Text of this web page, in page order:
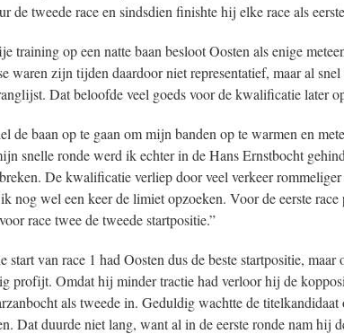
de tweede race en sindsdien finishte hij elke race als
training op een natte baan besloot Oosten als enige
waren zijn tijden daardoor niet representatief, maar al
Dat beloofde veel goeds voor de kwalificatie later
de baan op te gaan om mijn banden op te warmen en
snelle ronde werd ik echter in de Hans Ernstbocht
De kwalificatie verliep door veel verkeer
nog wel een keer de limiet opzoeken. Voor de eerste
race twee de tweede startpositie.”
start van race 1 had Oosten dus de beste startpositie, maar
profijt. Omdat hij minder tractie had verloor hij de
als tweede in. Geduldig wachtte de
Dat duurde niet lang, want al in de eerste ronde nam hij